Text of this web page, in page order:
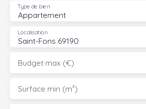
Appartement
Type de bien
Saint-Fons 69190
Localisation
Budget max (€)
Surface min (m²)